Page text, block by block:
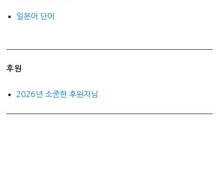
일본어 단어
후원
2026년 소중한 후원자님